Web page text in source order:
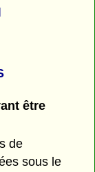
être
de
sous le